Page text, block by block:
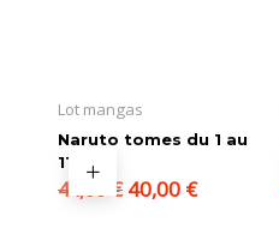
Lot mangas
Naruto tomes du 1 au
11
44,00 €
Le
40,00 €
Le